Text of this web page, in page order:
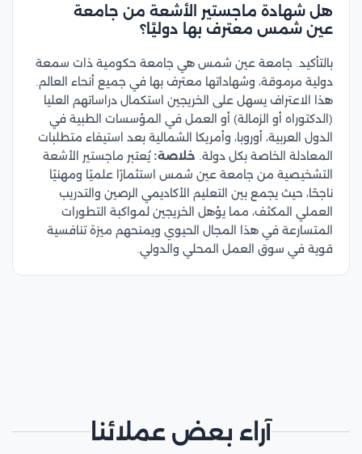
هل شهادة ماجستير الأشعة من جامعة
عين شمس معترف بها دوليًا؟
بالتأكيد. جامعة عين شمس هي جامعة حكومية ذات سمعة
دولية مرموقة، وشهاداتها معترف بها في جميع أنحاء العالم.
هذا الاعتراف يسهل على الخريجين استكمال دراساتهم العليا
(الدكتوراه أو الزمالة) أو العمل في المؤسسات الطبية في
الدول العربية، أوروبا، وأمريكا الشمالية بعد استيفاء متطلبات
المعادلة الخاصة بكل دولة. خلاصة: يُعتبر ماجستير الأشعة
التشخيصية من جامعة عين شمس استثمارًا علميًا ومهنيًا
ناجحًا، حيث يجمع بين التعليم الأكاديمي الرصين والتدريب
العملي المكثف، مما يؤهل الخريجين لمواكبة التطورات
المتسارعة في هذا المجال الحيوي ويمنحهم ميزة تنافسية
قوية في سوق العمل المحلي والدولي.
آراء بعض عملائنا